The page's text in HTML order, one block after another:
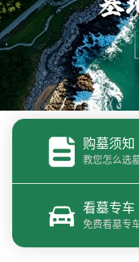
购墓须知
教您怎么选
看墓专车
免费看墓专